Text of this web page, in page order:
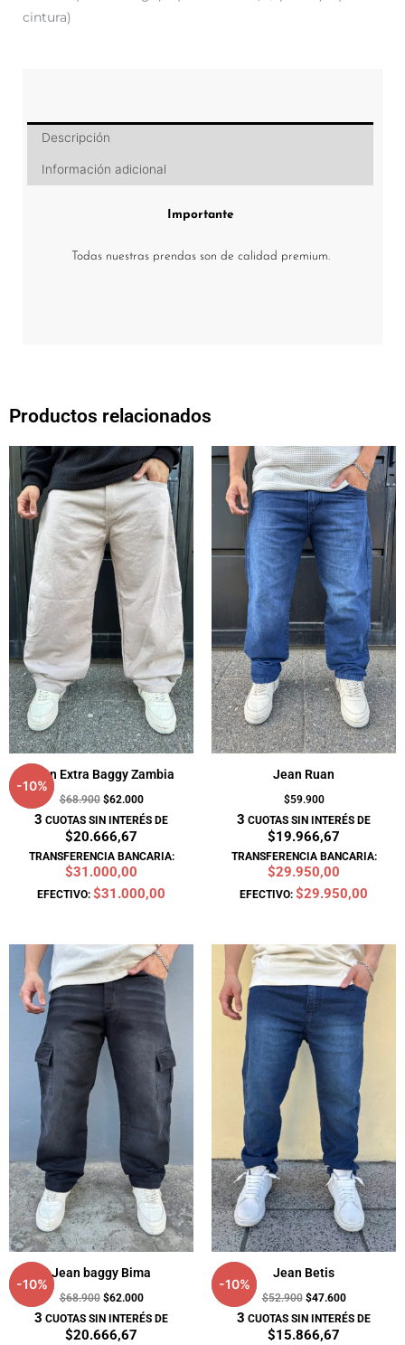
cintura)
Descripción
Información adicional
Importante
Todas nuestras prendas son de calidad premium.
Productos relacionados
-10%
Jean Extra Baggy Zambia
$68.900
El
precio
original
$68.900.
$62.000
El
precio
actual
es:
$62.000.
3 CUOTAS SIN INTERÉS DE
$20.666,67
TRANSFERENCIA BANCARIA:
$31.000,00
EFECTIVO: $31.000,00
Jean Ruan
$59.900
3 CUOTAS SIN INTERÉS DE
$19.966,67
TRANSFERENCIA BANCARIA:
$29.950,00
EFECTIVO: $29.950,00
-10%
Jean baggy Bima
$68.900
El
precio
original
era:
$68.900.
$62.000
El
precio
actual
es:
$62.000.
3 CUOTAS SIN INTERÉS DE
$20.666,67
-10%
Jean Betis
$52.900
El
precio
original
era:
$52.900.
$47.600
El
precio
actual
es:
$47.600.
3 CUOTAS SIN INTERÉS DE
$15.866,67